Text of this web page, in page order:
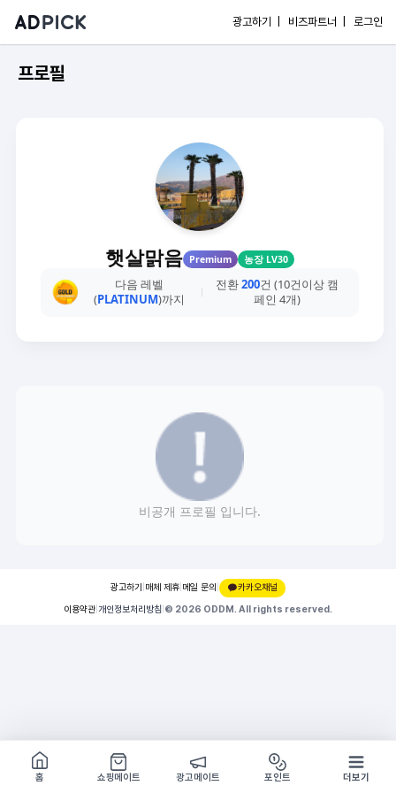
광고하기 | 비즈파트너 | 로그인
프로필
햇살맑음 Premium 농장 LV30
다음 레벨
(PLATINUM)까지
전환200건 (10건이상 캠
페인 4개)
비공개 프로필 입니다.
광고하기 매체 제휴 메일 문의 |
카카오채널
이용약관 개인정보처리방침 © 2026 ODDM. All rights reserved.
쇼핑몰 구경하기
방문시 1G
홈
쇼핑메이트 광고메이트 포인트 더보기